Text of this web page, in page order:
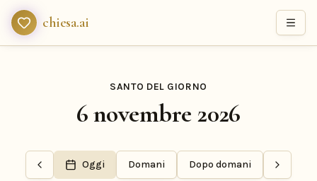
chiesa.ai
SANTO DEL GIORNO
6 novembre 2026
Oggi Domani Dopo domani